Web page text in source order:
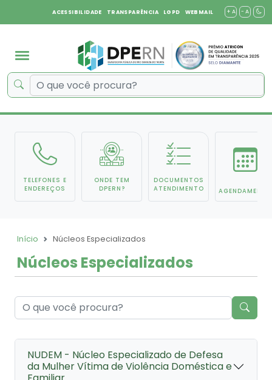
ACESSIBILIDADE TRANSPARÊNCIA LGPD WEBMAIL + A - A
TELEFONES E
ENDEREÇOS
ONDE TEM
DPERN?
DOCUMENTOS
ATENDIMENTO
AGENDAMENTO
Início Núcleos Especializados
Núcleos Especializados
NUDEM - Núcleo Especializado de Defesa
da Mulher Vítima de Violência Doméstica e